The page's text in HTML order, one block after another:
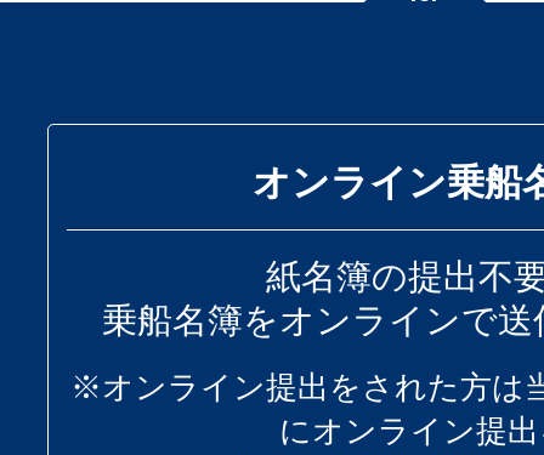
オンライン乗船
紙名簿の提出不
乗船名簿をオンラインで
※オンライン提出をされた方は
にオンライン提